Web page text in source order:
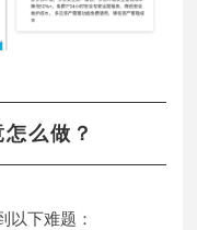
么做？
以下难题：